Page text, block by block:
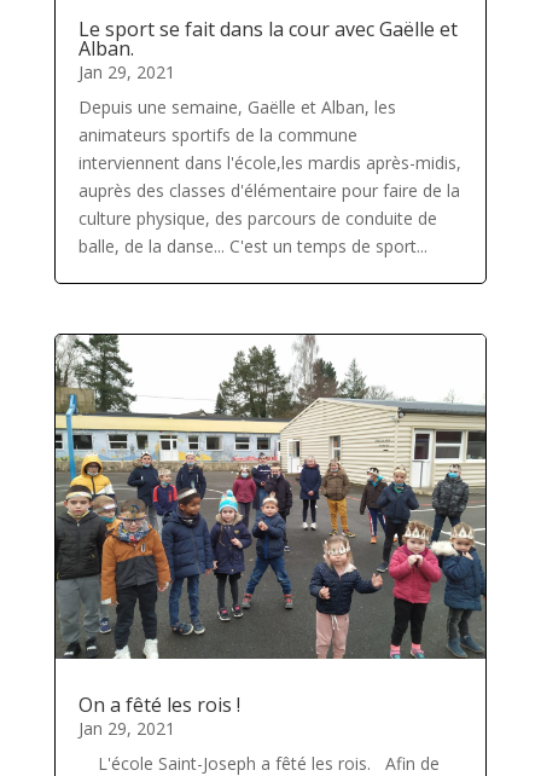
Le sport se fait dans la cour avec Gaëlle et
Alban.
Jan 29, 2021
Depuis une semaine, Gaëlle et Alban, les
animateurs sportifs de la commune
interviennent dans l'école,les mardis après-midis,
auprès des classes d'élémentaire pour faire de la
culture physique, des parcours de conduite de
balle, de la danse... C'est un temps de sport...
On a fêté les rois !
Jan 29, 2021
L'école Saint-Joseph a fêté les rois. Afin de